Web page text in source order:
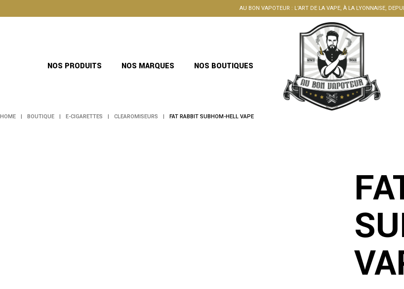
AU BON VAPOTEUR : L’ART DE LA VAPE, À LA LYONNAISE,
NOS PRODUITS NOS MARQUES NOS BOUTIQUES
HOME BOUTIQUE E-CIGARETTES CLEAROMISEURS FAT RABBIT SUBHOM-HELL VAPE